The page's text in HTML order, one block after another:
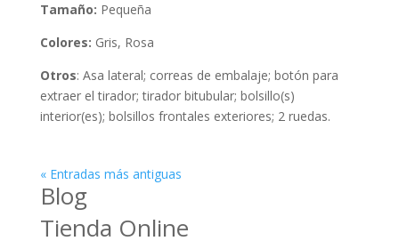
Tamaño: Pequeña
Colores: Gris, Rosa
Otros: Asa lateral; correas de embalaje; botón para
extraer el tirador; tirador bitubular; bolsillo(s)
interior(es); bolsillos frontales exteriores; 2 ruedas.
« Entradas más antiguas
Blog
Tienda Online